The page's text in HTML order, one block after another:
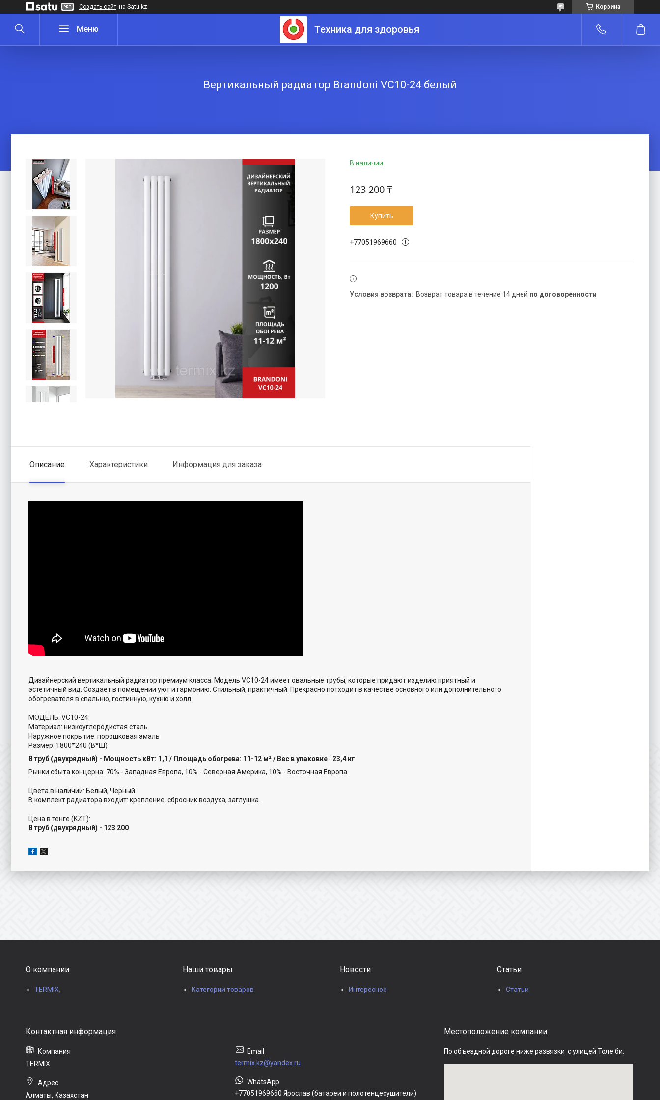
Создать сайт на Satu.kz Корзина
Техника для здоровья
Вертикальный радиатор Brandoni VC10-24 белый
В наличии
123 200 ₸
Купить
+77051969660
возврат товара в течение 14 дней по договоренности
Описание Характеристики Информация для заказа
Дизайнерский вертикальный радиатор премиум класса. Модель VC10-24 имеет овальные трубы, которые придают изделию приятный и
эстетичный вид. Создает в помещении уют и гармонию. Стильный, практичный. Прекрасно потходит в качестве основного или дополнительного
обогревателя в спальню, гостинную, кухню и холл.
МОДЕЛЬ: VC10-24
Материал: низкоуглеродистая сталь
Наружное покрытие: порошковая эмаль
Размер: 1800*240 (В*Ш)
8 труб (двухрядный) - Мощность кВт: 1,1 / Площадь обогрева: 11-12 м² / Вес в упаковке : 23,4 кг
Рынки сбыта концерна: 70% - Западная Европа, 10% - Северная Америка, 10% - Восточная Европа.
Цвета в наличии: Белый, Черный
В комплект радиатора входит: крепление, сбросник воздуха, заглушка.
Цена в тенге (KZT):
8 труб (двухрядный) - 123 200
О компании
TERMIX.
Наши товары
Категории товаров
Новости
Интересное
Статьи
Статьи
TERMIX
Алматы, Казахстан
termix.kz@yandex.ru
+77051969660 Ярослав (батареи и полотенцесушители)
Местоположение компании
По объездной дороге ниже развязки  с улицей Толе би.